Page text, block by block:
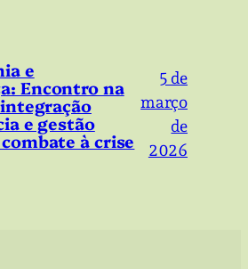
e
Encontro na
integração
e gestão
à crise
5 de
março
de
2026